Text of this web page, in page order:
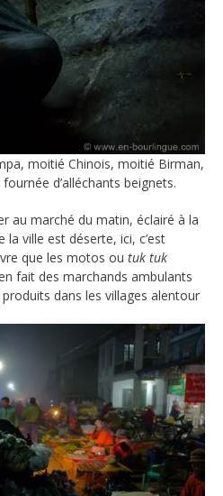
moitié Chinois, moitié Birman,
d’alléchants beignets.
au marché du matin, éclairé à la
ville est déserte, ici, c’est
que les motos ou tuk tuk
fait des marchands ambulants
dans les villages alentour